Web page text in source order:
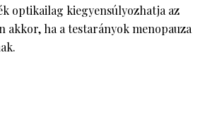
optikailag kiegyensúlyozhatja az
akkor, ha a testarányok menopauza